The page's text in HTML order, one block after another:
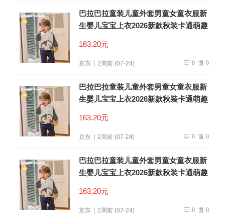
巴拉巴拉童装儿童外套男童女童衣服新
生婴儿宝宝上衣2026新款秋装卡通萌趣
163.20元
京东 2周前 (07-24) 0 0
巴拉巴拉童装儿童外套男童女童衣服新
生婴儿宝宝上衣2026新款秋装卡通萌趣
163.20元
京东 2周前 (07-24) 0 0
巴拉巴拉童装儿童外套男童女童衣服新
生婴儿宝宝上衣2026新款秋装卡通萌趣
163.20元
京东 2周前 (07-24) 0 0